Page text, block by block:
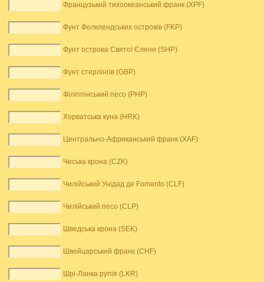
Французький тихоокеанський франк (XPF)
Фунт Фолклендських островів (FKP)
Фунт острова Святої Єлени (SHP)
Фунт стерлінгів (GBP)
Філіппінський песо (PHP)
Хорватська куна (HRK)
Центрально-Африканський франк (XAF)
Чеська крона (CZK)
Чилійський Унідад де Fomento (CLF)
Чилійський песо (CLP)
Шведська крона (SEK)
Швейцарський франк (CHF)
Шрі-Ланка рупія (LKR)